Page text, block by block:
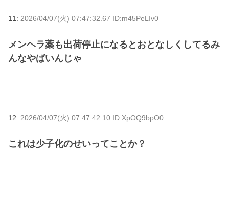
11: 2026/04/07(火) 07:47:32.67 ID:m45PeLIv0
メンヘラ薬も出荷停止になるとおとなしくしてるみ
んなやばいんじゃ
12: 2026/04/07(火) 07:47:42.10 ID:XpOQ9bpO0
これは少子化のせいってことか？